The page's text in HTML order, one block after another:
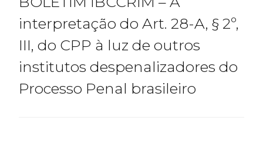
interpretação do Art. 28-A, § 2º,
III, do CPP à luz de outros
institutos despenalizadores do
Processo Penal brasileiro